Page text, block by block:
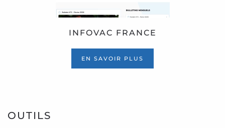
INFOVAC FRANCE
EN SAVOIR PLUS
OUTILS